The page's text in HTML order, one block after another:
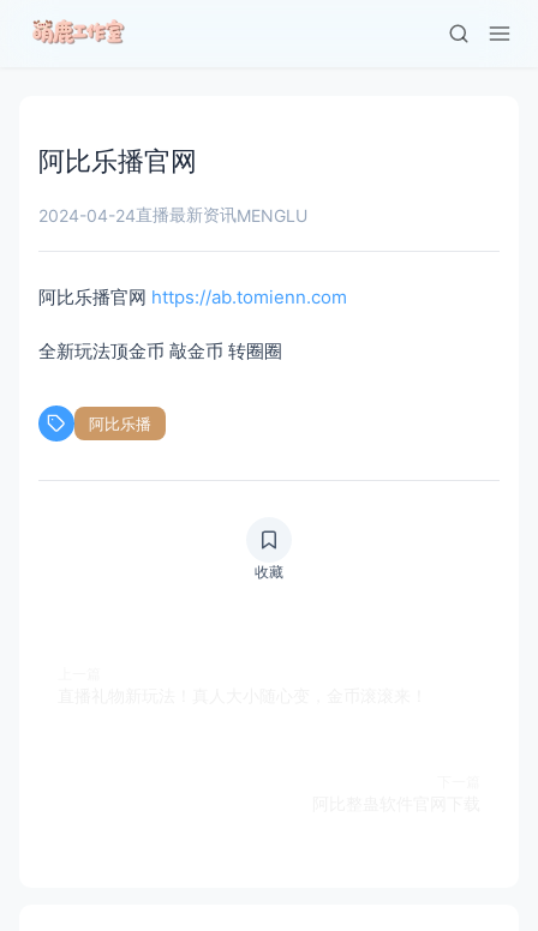
阿比乐播官网
2024-04-24直播最新资讯MENGLU
阿比乐播官网 https://ab.tomienn.com
全新玩法顶金币 敲金币 转圈圈
阿比乐播
收藏